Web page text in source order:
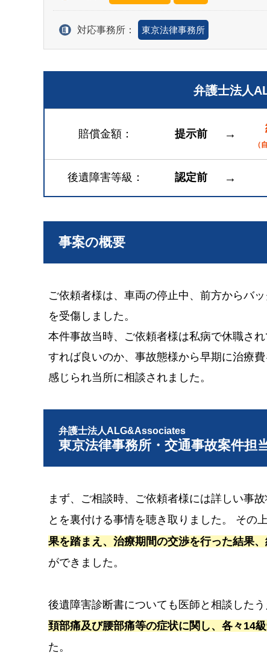
対応事務所： 東京法律事務所
弁護士法人
賠償金額 提示前 →
（
後遺障害等級 認定前 →
事案の概要
ご依頼者様は、車両の停止中、前方からバ
を受傷しました。
本件事故当時、ご依頼者様は私病で休職さ
すれば良いのか、事故態様から早期に治療
感じられ当所に相談されました。
弁護士法人ALG&Associates
東京法律事務所・交通事故案件担
まず、ご相談時、ご依頼者様には詳しい事
とを裏付ける事情を聴き取りました。 その
果を踏まえ、治療期間の交渉を行った結果
ができました。
後遺障害診断書についても医師と相談した
頚部痛及び腰部痛等の症状に関し、各々14
た。